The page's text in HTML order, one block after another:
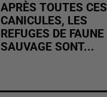
APRÈS TOUTES CES
CANICULES, LES
REFUGES DE FAUNE
SAUVAGE SONT...